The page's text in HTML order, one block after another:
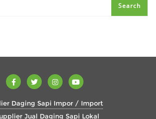
Daging Sapi Impor / Import
Jual Daging Sapi Lokal